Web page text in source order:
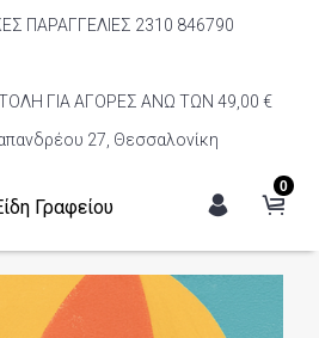
ΠΑΡΑΓΓΕΛΙΕΣ 2310 846790
ΓΙΑ ΑΓΟΡΕΣ ΑΝΩ ΤΩΝ 49,00 €
27, Θεσσαλονίκη
0
Γραφείου